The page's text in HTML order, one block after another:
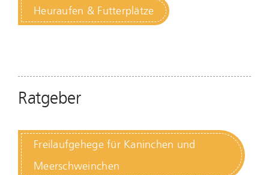
Heuraufen & Futterplätze
Ratgeber
Freilaufgehege für Kaninchen und
Meerschweinchen